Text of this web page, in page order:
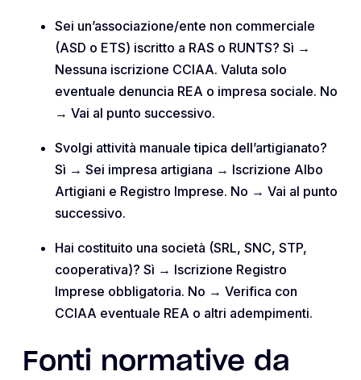
Sei un’associazione/ente non commerciale
(ASD o ETS) iscritto a RAS o RUNTS? Sì →
Nessuna iscrizione CCIAA. Valuta solo
eventuale denuncia REA o impresa sociale. No
→ Vai al punto successivo.
Svolgi attività manuale tipica dell’artigianato?
Sì → Sei impresa artigiana → Iscrizione Albo
Artigiani e Registro Imprese. No → Vai al punto
successivo.
Hai costituito una società (SRL, SNC, STP,
cooperativa)? Sì → Iscrizione Registro
Imprese obbligatoria. No → Verifica con
CCIAA eventuale REA o altri adempimenti.
Fonti normative da